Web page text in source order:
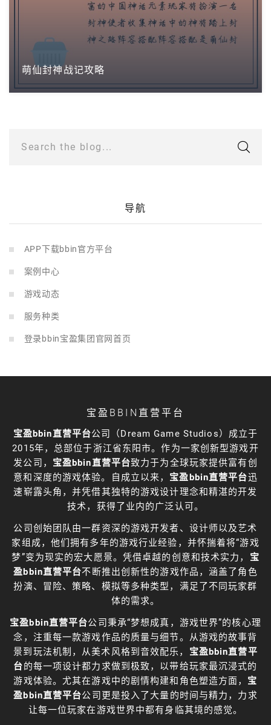
萌仙封神战记攻略
Search the blog...
导航
APP下载bbin官方平台
案例中心
游戏动态
服务种类
登录bbin宝盈集团官网首页
宝盈BBIN直营平台
宝盈bbin直营平台公司（Dream Game Studios）成立于
2015年，总部位于浙江省东阳市。作为一家创新型游戏开
发公司， 宝盈bbin直营平台致力于为全球玩家提供富有创
意和深度的游戏体验。自成立以来， 宝盈bbin直营平台迅
速崭露头角，并凭借其独特的游戏设计理念和精湛的开发
技术，获得了业内的广泛认可。
公司创始团队由一群资深的游戏开发者、设计师以及艺术
家组成，他们拥有多年的游戏行业经验，并怀揣着将“游戏
梦”变为现实的宏大愿景。凭借卓越的创意和技术实力， 宝
盈bbin直营平台不断推出创新性的游戏作品，涵盖了角色
扮演、冒险、策略、模拟等多种类型，满足了不同玩家群
体的需求。
宝盈bbin直营平台公司秉承“梦想成真，游戏世界”的核心理
念，注重每一款游戏作品的质量与细节。从游戏的故事背
景到玩法机制，从美术风格到音效配乐， 宝盈bbin直营平
台的每一项设计都力求做到极致，以带给玩家最沉浸式的
游戏体验。尤其在游戏中的剧情构建和角色塑造方面， 宝
盈bbin直营平台公司更是投入了大量的时间与精力，力求
让每一位玩家在游戏世界中都有身临其境的感觉。